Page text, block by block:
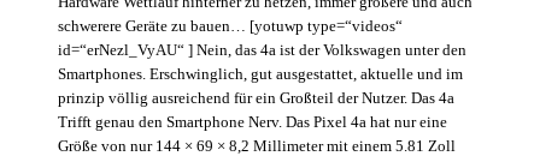
schwerere Geräte zu bauen… [yotuwp type=“videos“
id=“erNezl_VyAU“ ] Nein, das 4a ist der Volkswagen unter den
Smartphones. Erschwinglich, gut ausgestattet, aktuelle und im
prinzip völlig ausreichend für ein Großteil der Nutzer. Das 4a
Trifft genau den Smartphone Nerv. Das Pixel 4a hat nur eine
Größe von nur 144 × 69 × 8,2 Millimeter mit einem 5.81 Zoll